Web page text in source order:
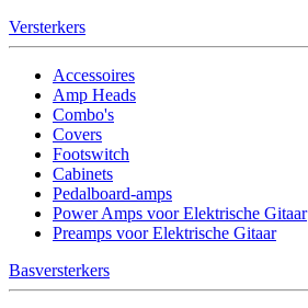
Versterkers
Accessoires
Amp Heads
Combo's
Covers
Footswitch
Cabinets
Pedalboard-amps
Power Amps voor Elektrische Gitaar
Preamps voor Elektrische Gitaar
Basversterkers